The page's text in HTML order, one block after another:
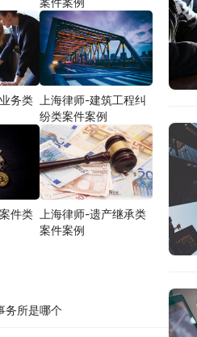
务类
上海律师-建筑工程纠
纷类案件案例
件类
上海律师-遗产继承类
案件案例
务所是哪个